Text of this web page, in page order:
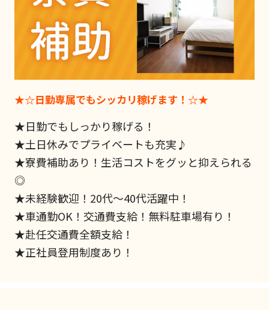
★☆日勤専属でもシッカリ稼げます！☆★
★日勤でもしっかり稼げる！
★土日休みでプライベートも充実♪
★寮費補助あり！生活コストをグッと抑えられる
◎
★未経験歓迎！20代～40代活躍中！
★車通勤OK！交通費支給！無料駐車場有り！
★赴任交通費全額支給！
★正社員登用制度あり！